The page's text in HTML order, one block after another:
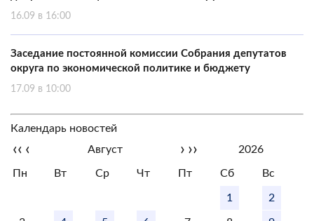
16.09 в 16:00
Заседание постоянной комиссии Собрания депутатов
округа по экономической политике и бюджету
17.09 в 10:00
Календарь новостей
‹‹ ‹ Август › ›› 2026
Пн Вт Ср Чт Пт Сб Вс
1 2